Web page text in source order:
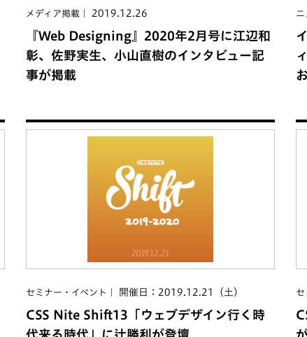
メディア掲載 2019.12.26
『Web Designing』2020年2月号に江辺和
彰、佐野実生、小山直樹のインタビュー記
事が掲載
ニ
セミナー・イベント 開催日：2019.12.21（土）
CSS Nite Shift13「ウェブデザイン行く時
セ